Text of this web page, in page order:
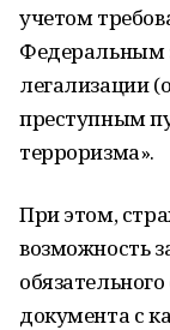
учетом
Федеральным
легализации
преступным
терроризма».
При этом,
возможность
документа с